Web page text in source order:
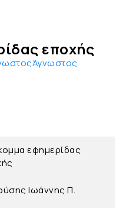
εποχής
εφημερίδας
Ιωάννης Π.